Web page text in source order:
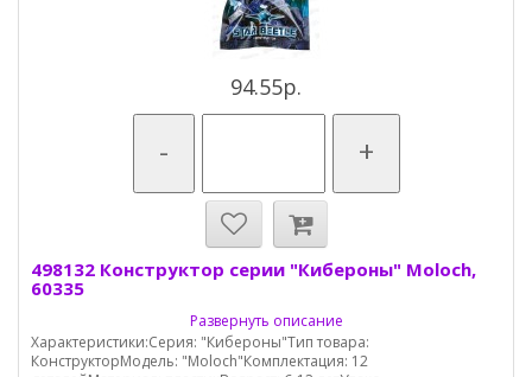
94.55р.
- +
498132 Конструктор серии "Кибероны" Moloch,
60335
Развернуть описание
Характеристики:Серия: "Кибероны"Тип товара:
КонструкторМодель: "Moloch"Комплектация: 12